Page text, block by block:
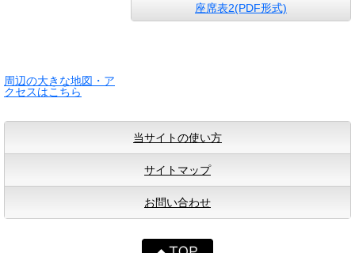
周辺の大きな地図・ア
クセスはこちら
座席表2(PDF形式)
当サイトの使い方
サイトマップ
お問い合わせ